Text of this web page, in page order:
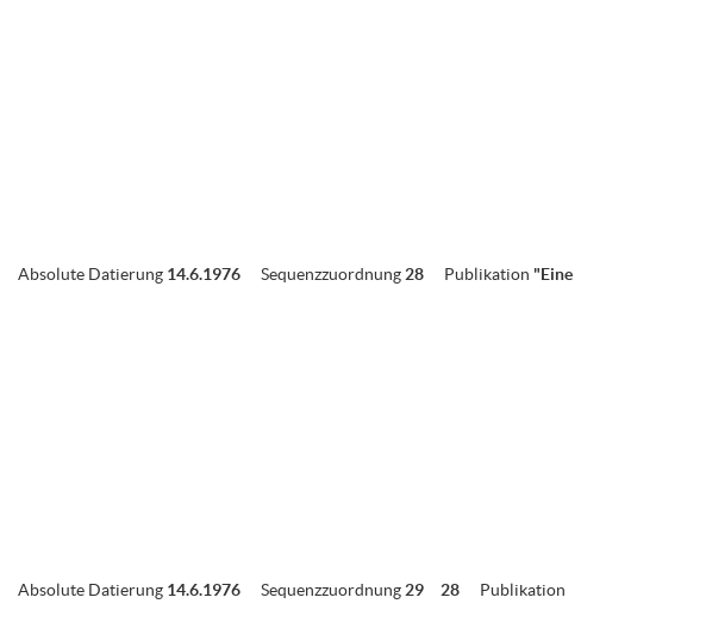
Absolute Datierung 14.6.1976 Sequenzzuordnung28 Publikation "Eine
Absolute Datierung 14.6.1976 Sequenzzuordnung 29 28
Publikation